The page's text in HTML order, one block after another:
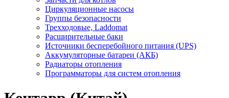
Циркуляционные насосы
Группы безопасности
Трехходовые, Laddomat
Расширительные баки
Источники бесперебойного питания (UPS)
Аккумуляторные батареи (АКБ)
Радиаторы отопления
Программаторы для систем отопления